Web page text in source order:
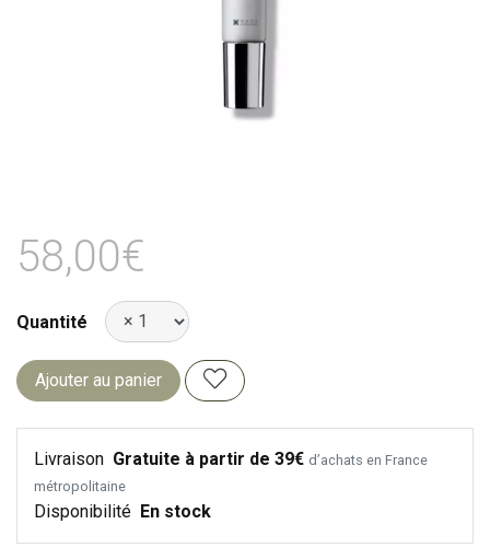
58,00€
Quantité
Ajouter au panier
Livraison Gratuite à partir de 39€ d’achats en France
métropolitaine
Disponibilité En stock